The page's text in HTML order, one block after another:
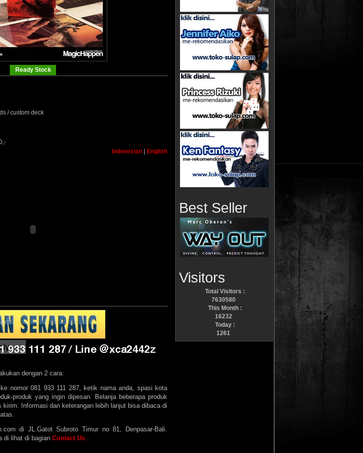
Ready Stock
/ custom deck
Indonesian
English
dengan 2 cara:
nomor 081 933 111 287, ketik nama anda, spasi kota
produk yang ingin dipesan. Belanja beberapa produk
Informasi dan keterangan lebih lanjut bisa dibaca di
di JL.Gatot Subroto Timur no 81, Denpasar-Bali.
di lihat di bagian Contact Us .
Best Seller
Visitors
Total Visitors :
7630580
This Month :
16232
Today :
1261